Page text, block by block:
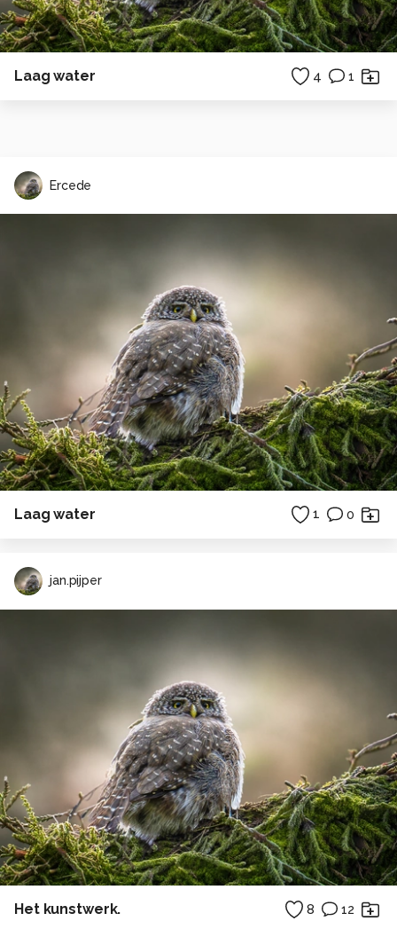
Laag water 4 1
Ercede
Laag water 1 0
jan.pijper
Het kunstwerk. 8 12